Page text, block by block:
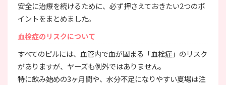
安全に治療を続けるために、必ず押さえておきたい2つのポ
イントをまとめました。
血栓症のリスクについて
すべてのピルには、血管内で血が固まる「血栓症」のリスク
がありますが、ヤーズも例外ではありません。
特に飲み始めの3ヶ月間や、水分不足になりやすい夏場は注